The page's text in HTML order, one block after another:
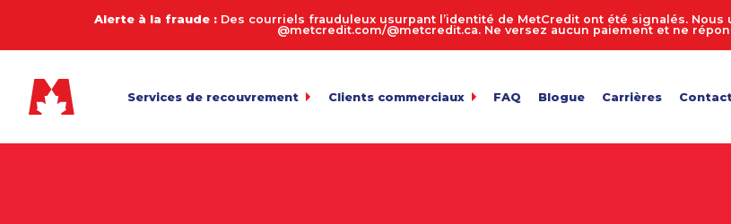
Alerte à la fraude : Des courriels frauduleux usurpant l’identité de MetCredit ont été signalés.
@metcredit.com/@metcredit.ca. Ne versez aucun paiement et ne
Services de recouvrement Clients commerciaux FAQ Blogue Carrières